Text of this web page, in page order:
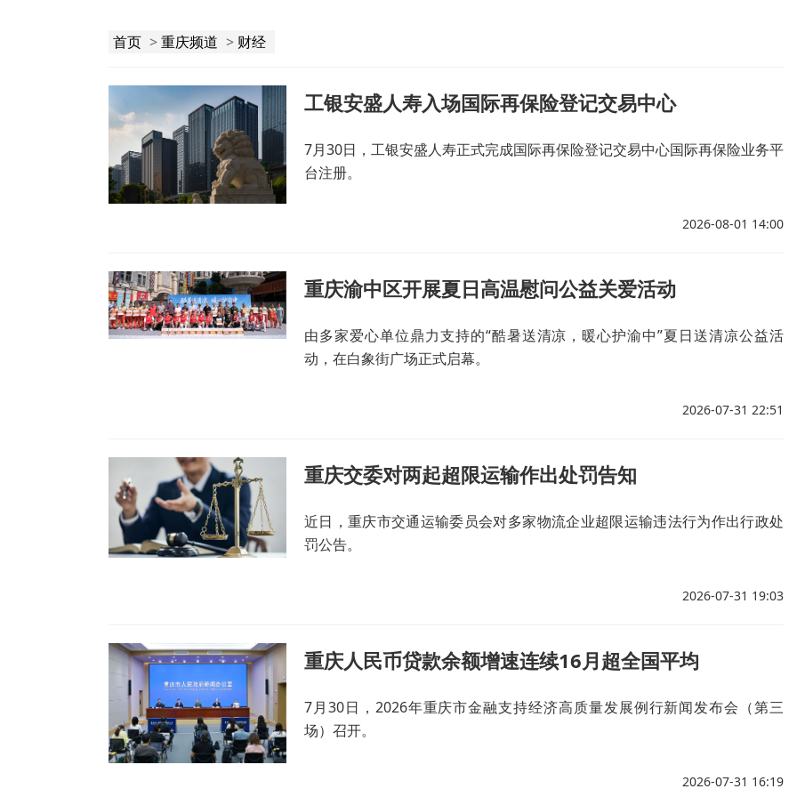
首页 >重庆频道 > 财经
工银安盛人寿入场国际再保险登记交易中心
7月30日，工银安盛人寿正式完成国际再保险登记交易中心国际再保险业务平
台注册。
2026-08-01 14:00
重庆渝中区开展夏日高温慰问公益关爱活动
由多家爱心单位鼎力支持的“酷暑送清凉，暖心护渝中”夏日送清凉公益活
动，在白象街广场正式启幕。
2026-07-31 22:51
重庆交委对两起超限运输作出处罚告知
近日，重庆市交通运输委员会对多家物流企业超限运输违法行为作出行政处
罚公告。
2026-07-31 19:03
重庆人民币贷款余额增速连续16月超全国平均
7月30日，2026年重庆市金融支持经济高质量发展例行新闻发布会（第三
场）召开。
2026-07-31 16:19